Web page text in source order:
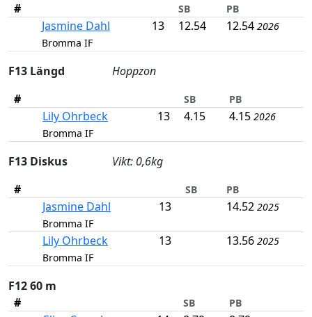
#
SB PB
Jasmine Dahl
Bromma IF
13 12.54 12.54 2026
F13 Längd
Hoppzon
#
SB PB
Lily Ohrbeck
Bromma IF
13 4.15 4.15 2026
F13 Diskus
Vikt: 0,6kg
#
SB PB
Jasmine Dahl
Bromma IF
13 14.52 2025
Lily Ohrbeck
Bromma IF
13 13.56 2025
F12 60 m
#
SB PB